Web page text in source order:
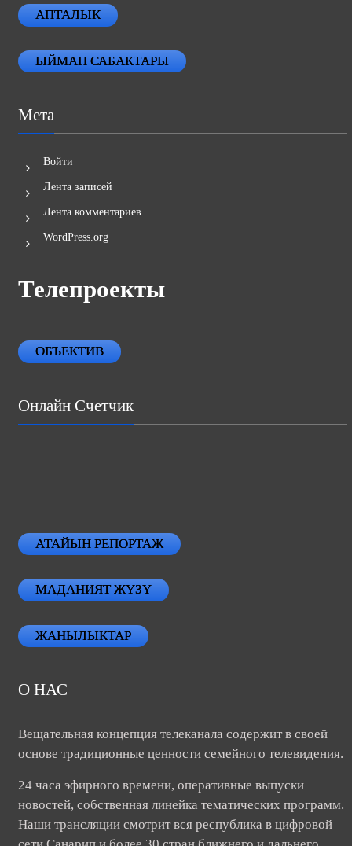
АПТАЛЫК
ЫЙМАН САБАКТАРЫ
Мета
Войти
Лента записей
Лента комментариев
WordPress.org
Телепроекты
ОБЪЕКТИВ
Онлайн Счетчик
АТАЙЫН РЕПОРТАЖ
МАДАНИЯТ ЖҮЗҮ
ЖАНЫЛЫКТАР
О НАС
Вещательная концепция телеканала содержит в своей
основе традиционные ценности семейного телевидения.
24 часа эфирного времени, оперативные выпуски
новостей, собственная линейка тематических программ.
Наши трансляции смотрит вся республика в цифровой